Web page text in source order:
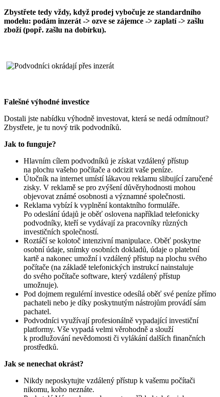
Zbystřete tedy vždy, když prodej vybočuje ze standardního
modelu: podám inzerát -> ozve se zájemce -> zaplatí -> zašlu
zboží (popř. zašlu na dobírku).
Falešné výhodné investice
Dostali jste nabídku výhodně investovat, která se nedá odmítnout?
Zbystřete, je tu nový trik podvodníků.
Jak to funguje?
Hlavním cílem podvodníků je získat vzdálený přístup
na plochu vašeho počítače a odcizit vaše peníze.
Útočník na internet umístí lákavou reklamu slibující zaručené
zisky. V reklamě se pro zvýšení důvěryhodnosti mohou
objevovat známé osobnosti a významné společnosti.
Reklama vybízí k vyplnění kontaktního formuláře.
Po odeslání údajů je oběť oslovena například telefonicky
podvodníky, kteří se vydávají za pracovníky různých
investičních společností.
Roztáčí se kolotoč intenzivní manipulace. Oběť poskytne
osobní údaje, snímky osobních dokladů, údaje o platební
kartě a nakonec umožní i vzdálený přístup na plochu svého
počítače (na základě telefonických instrukcí nainstaluje
do svého počítače software, který vzdálený přístup
umožnuje).
Pod dojmem regulérní investice odesílá oběť své peníze přímo
pachateli nebo je díky poskytnutým nástrojům provádí sám
pachatel.
Podvodníci využívají profesionálně vypadající investiční
platformy. Vše vypadá velmi věrohodně a slouží
k prodlužování nevědomosti či vylákání dalších finančních
prostředků.
Jak se nenechat okrást?
Nikdy neposkytujte vzdálený přístup k vašemu počítači
nikomu, koho neznáte.